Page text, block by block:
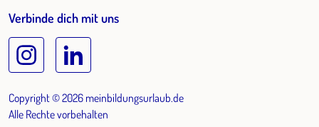
Verbinde dich mit uns
Copyright © 2026 meinbildungsurlaub.de
Alle Rechte vorbehalten